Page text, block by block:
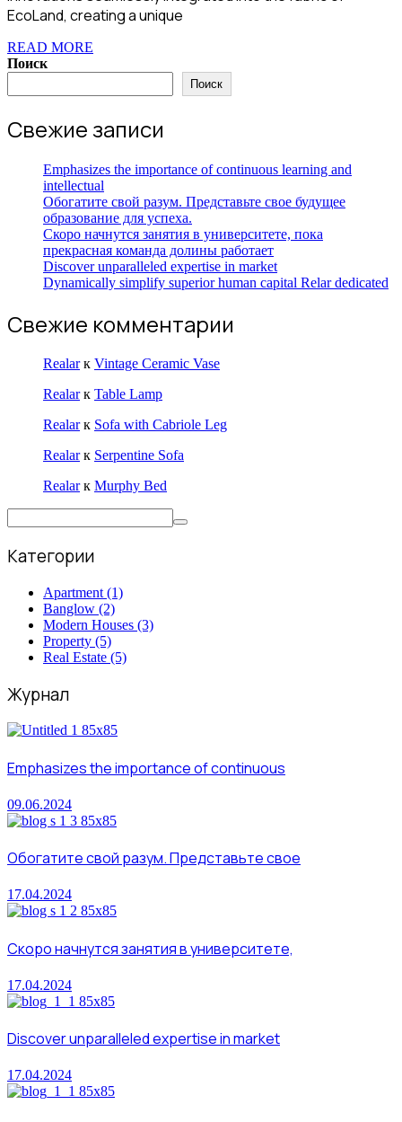
EcoLand, creating a unique
READ MORE
Поиск
Поиск
Свежие записи
Emphasizes the importance of continuous learning and
intellectual
Обогатите свой разум. Представьте свое будущее
образование для успеха.
Скоро начнутся занятия в университете, пока
прекрасная команда долины работает
Discover unparalleled expertise in market
Dynamically simplify superior human capital Relar dedicated
Свежие комментарии
Realarк Vintage Ceramic Vase
Realarк Table Lamp
Realarк Sofa with Cabriole Leg
Realarк Serpentine Sofa
Realarк Murphy Bed
Категории
Apartment (1)
Banglow (2)
Modern Houses (3)
Property (5)
Real Estate (5)
Журнал
Emphasizes the importance of continuous
09.06.2024
Обогатите свой разум. Представьте свое
17.04.2024
Скоро начнутся занятия в университете,
17.04.2024
Discover unparalleled expertise in market
17.04.2024